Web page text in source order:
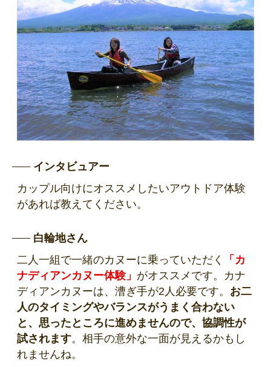
インタビュアー
カップル向けにオススメしたいアウトドア体験
があれば教えてください。
白輪地さん
二人一組で一緒のカヌーに乗っていただく
「カ
ナディアンカヌー体験」 がオススメです。カナ
ディアンカヌーは、漕ぎ手が2人必要です。 お二
人のタイミングやバランスがうまく合わない
と、思ったところに進めませんので、協調性が
試されます。相手の意外な一面が見えるかもし
れませんね。